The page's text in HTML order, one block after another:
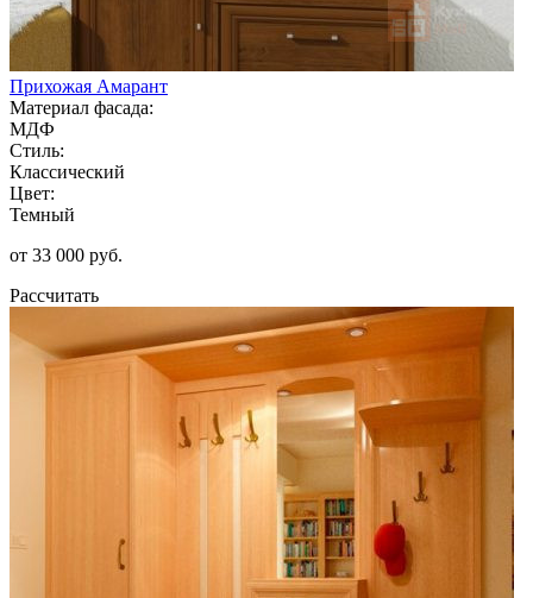
Прихожая Амарант
Материал фасада:
МДФ
Стиль:
Классический
Цвет:
Темный
от 33 000 руб.
Рассчитать